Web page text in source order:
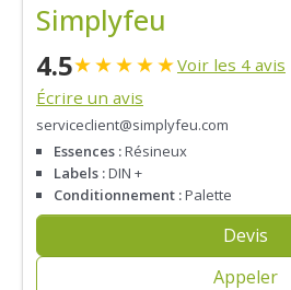
Simplyfeu
4.5★★★★★Voir les 4 avis
Écrire un avis
serviceclient@simplyfeu.com
Essences :Résineux
Labels :DIN +
Conditionnement :Palette
Devis
Appeler